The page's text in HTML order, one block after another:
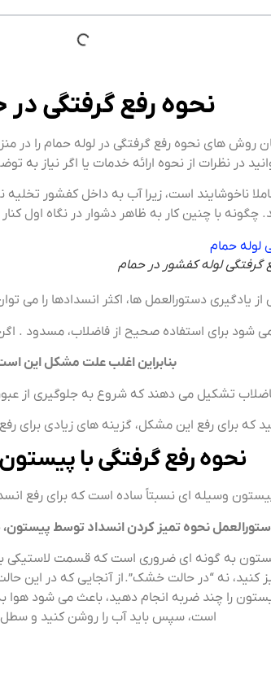
نحوه رفع گرفتگی در
روش های نحوه رفع گرفتگی در لوله حمام را در
در نظرات از نحوه ارائه خدمات یا اگر نیاز به
ناخوشایند است، زیرا آب به داخل کفشور
با چنین کار به ظاهر دشوار در نگاه اول کنار
لوله کفشور در حمام
یادگیری دستورالعمل ها، اکثر انسدادها را می
شود برای استفاده صحیح از فاضلاب، مسدود .
بنابراین اغلب علت مشکل این
تشکیل می دهند که شروع به جلوگیری از
که برای رفع این مشکل، گزینه های زیادی برای
نحوه رفع گرفتگی با
وسیله ای نسبتاً ساده است که برای رفع
نحوه تمیز کردن انسداد توسط
به گونه ای ضروری است که قسمت لاستیکی
کنید، نه “در حالت خشک”. از آنجایی که در این
را چند ضربه انجام دهید، باعث می شود هوا
است، سپس باید آب را روشن کنید و سطل